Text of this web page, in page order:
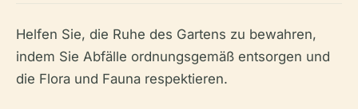
Helfen Sie, die Ruhe des Gartens zu bewahren,
indem Sie Abfälle ordnungsgemäß entsorgen und
die Flora und Fauna respektieren.